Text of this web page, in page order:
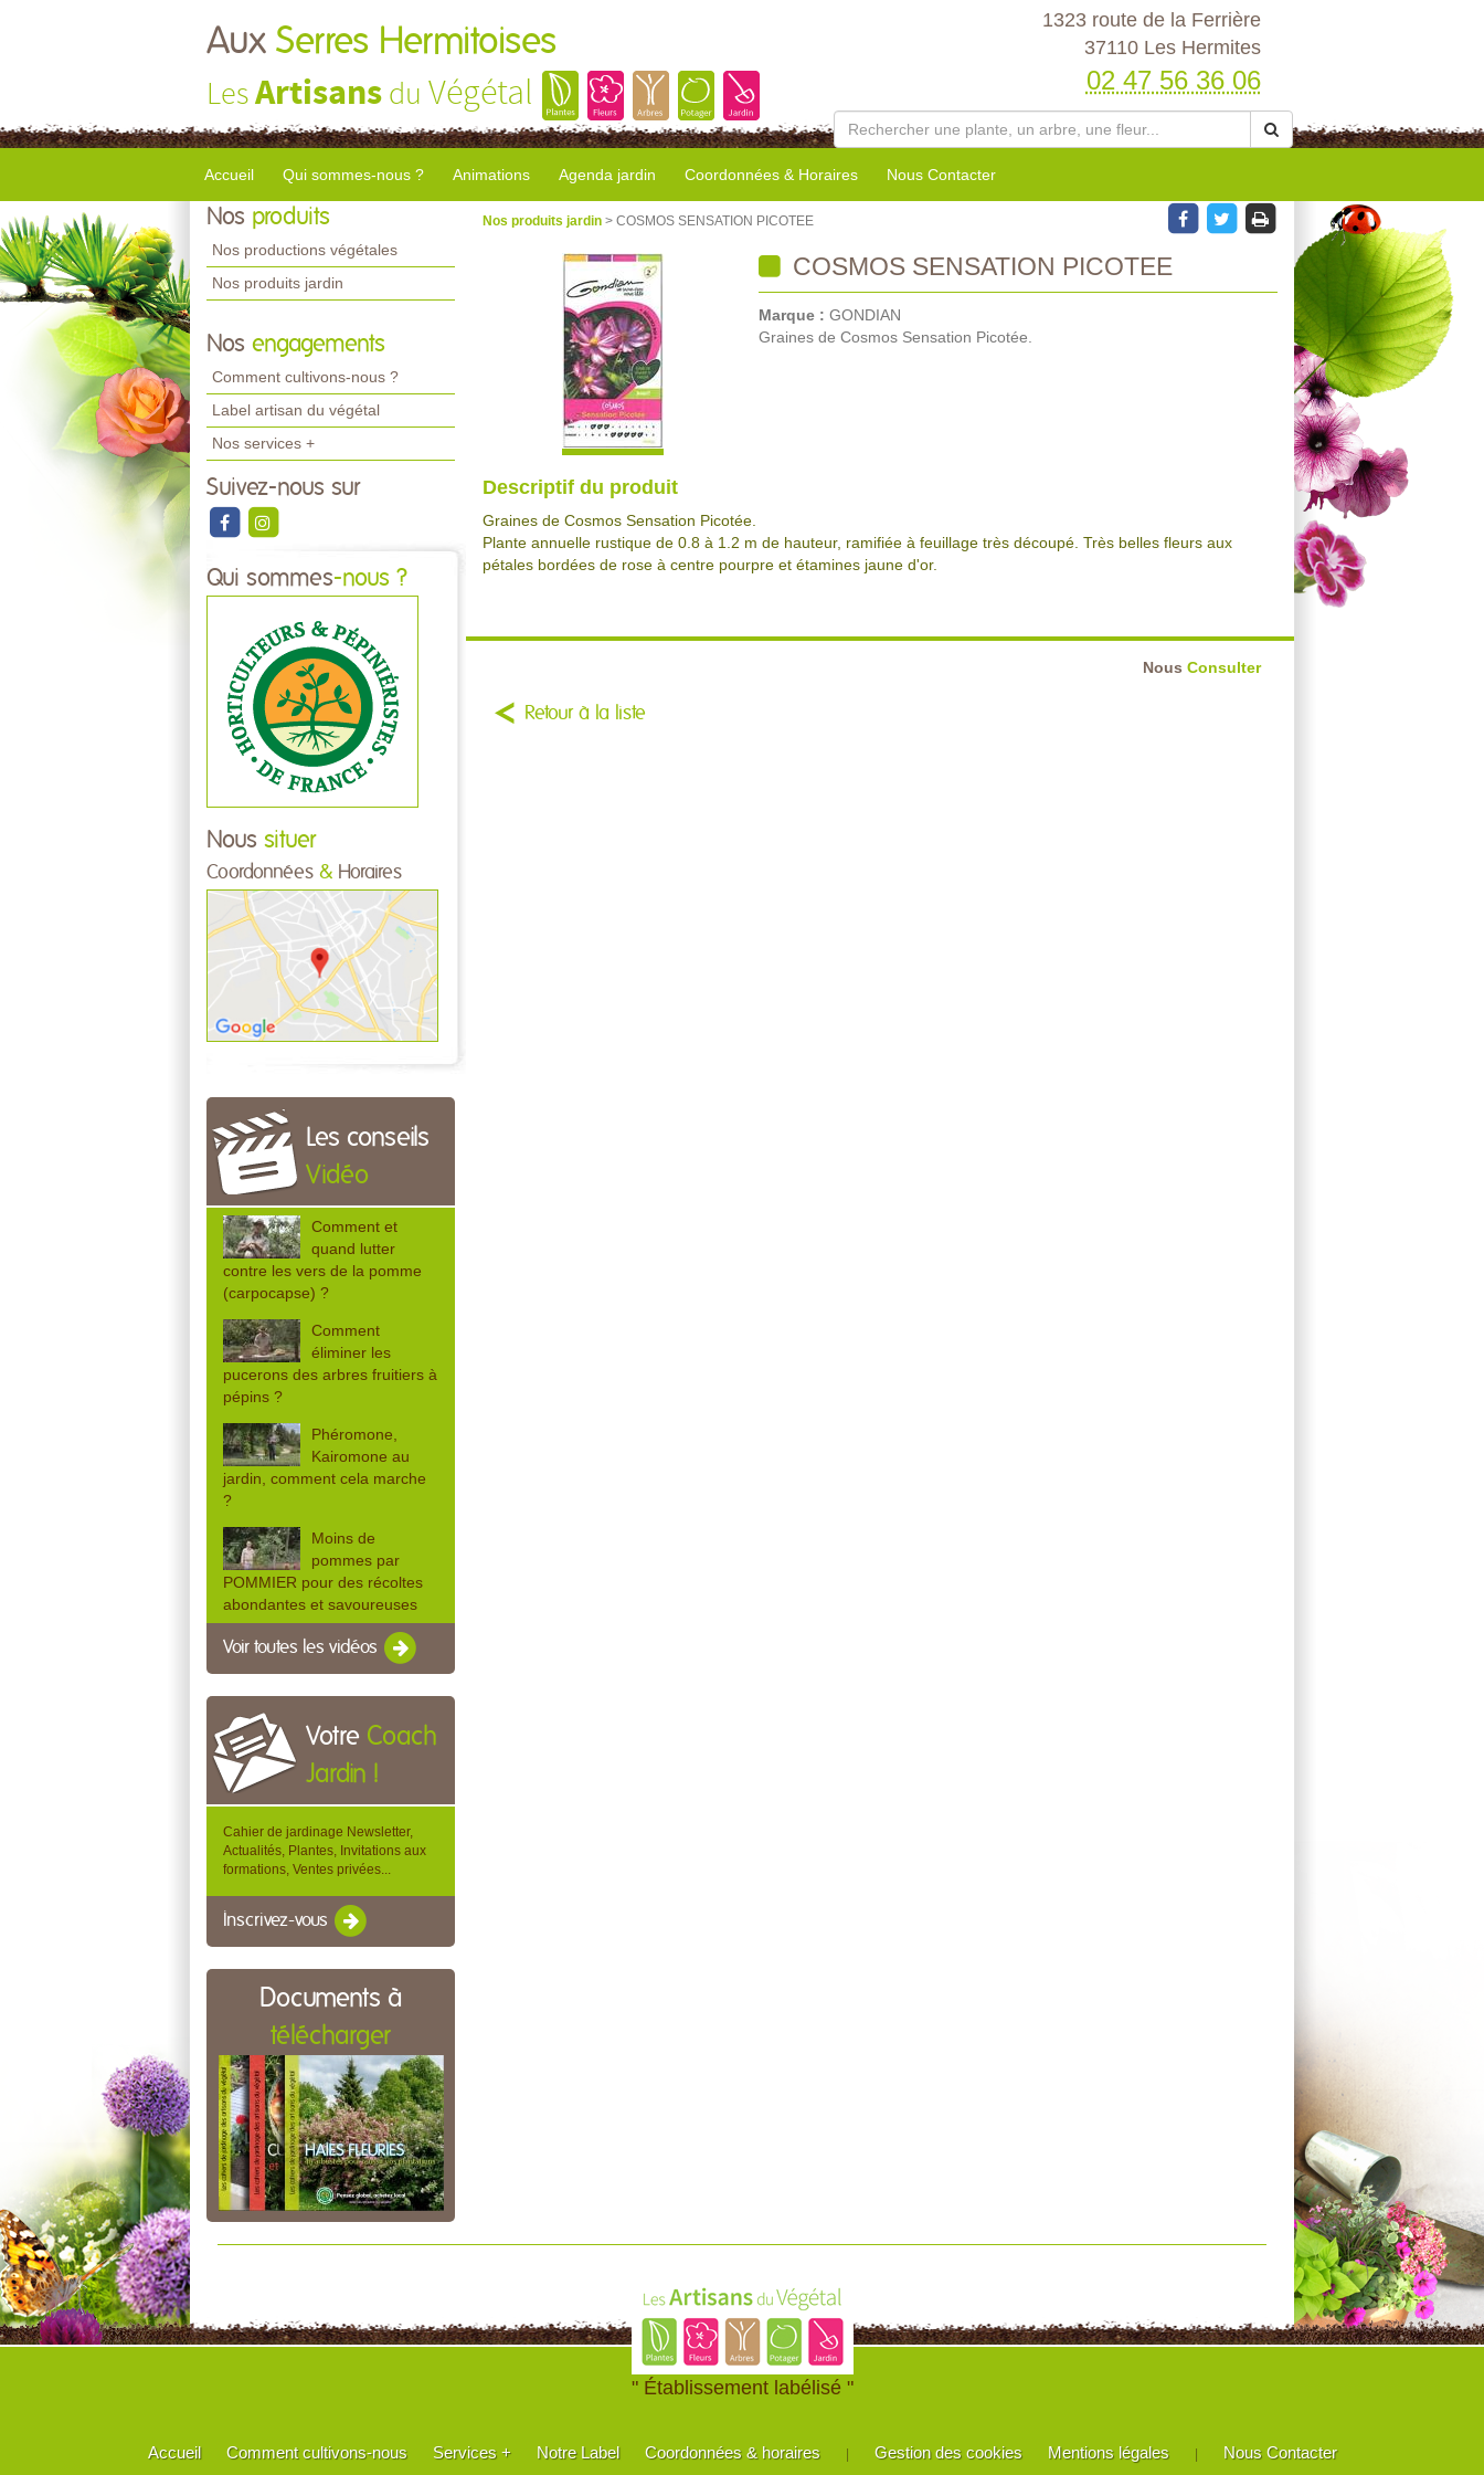
Aux Serres Hermitoises
LesArtisans du Végétal
1323 route de la Ferrière
37110 Les Hermites
02 47 56 36 06
Accueil Qui sommes-nous ? Animations Agenda jardin Coordonnées & Horaires Nous Contacter
Nos produits
Nos productions végétales
Nos produits jardin
Nos engagements
Comment cultivons-nous ?
Label artisan du végétal
Nos services +
Suivez-nous sur
Qui sommes-nous ?
Nous situer
Coordonnées & Horaires
Les conseils
Vidéo
Comment et
quand lutter
contre les vers de la pomme
(carpocapse) ?
Comment
éliminer les
pucerons des arbres fruitiers à
pépins ?
Phéromone,
Kairomone au
jardin, comment cela marche
?
Moins de
pommes par
POMMIER pour des récoltes
abondantes et savoureuses
Voir toutes les vidéos
Votre Coach
Jardin !
Cahier de jardinage Newsletter,
Actualités, Plantes, Invitations aux
formations, Ventes privées...
Inscrivez-vous
Documents à
télécharger
Nos produits jardin > COSMOS SENSATION PICOTEE
COSMOS SENSATION PICOTEE
Marque : GONDIAN
Graines de Cosmos Sensation Picotée.
Descriptif du produit
Graines de Cosmos Sensation Picotée.
Plante annuelle rustique de 0.8 à 1.2 m de hauteur, ramifiée à feuillage très découpé. Très belles fleurs aux
pétales bordées de rose à centre pourpre et étamines jaune d'or.
Nous Consulter
Retour à la liste
" Établissement labélisé "
Accueil Comment cultivons-nous Services + Notre Label Coordonnées & horaires | Gestion des cookies Mentions légales | Nous Contacter